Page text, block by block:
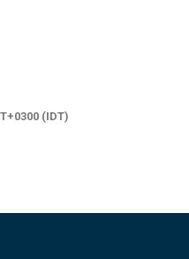
(IDT)